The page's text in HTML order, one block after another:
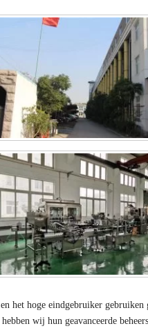
het hoge eindgebruiker
wij hun geavanceerde